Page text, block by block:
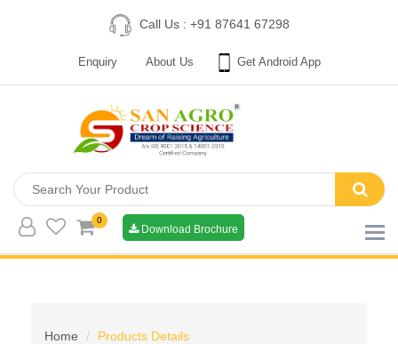
Call Us : +91 87641 67298
Enquiry About Us Get Android App
0
Download Brochure
Home Products Details